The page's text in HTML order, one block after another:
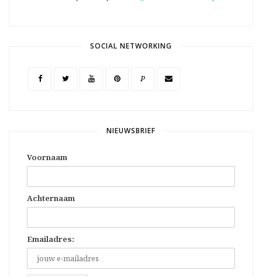
SOCIAL NETWORKING
P
NIEUWSBRIEF
Voornaam
Achternaam
Emailadres: